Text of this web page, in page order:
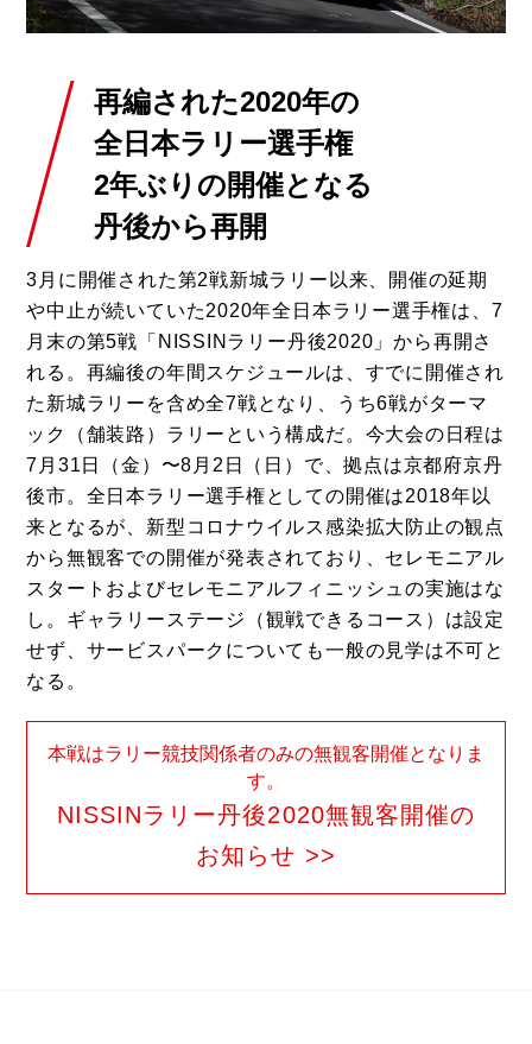
再編された2020年の
全日本ラリー選手権
2年ぶりの開催となる
丹後から再開
3月に開催された第2戦新城ラリー以来、開催の延期
や中止が続いていた2020年全日本ラリー選手権は、7
月末の第5戦「NISSINラリー丹後2020」から再開さ
れる。再編後の年間スケジュールは、すでに開催され
た新城ラリーを含め全7戦となり、うち6戦がターマ
ック（舗装路）ラリーという構成だ。今大会の日程は
7月31日（金）〜8月2日（日）で、拠点は京都府京丹
後市。全日本ラリー選手権としての開催は2018年以
来となるが、新型コロナウイルス感染拡大防止の観点
から無観客での開催が発表されており、セレモニアル
スタートおよびセレモニアルフィニッシュの実施はな
し。ギャラリーステージ（観戦できるコース）は設定
せず、サービスパークについても一般の見学は不可と
なる。
本戦はラリー競技関係者のみの無観客開催となりま
す。
NISSINラリー丹後2020無観客開催の
お知らせ >>